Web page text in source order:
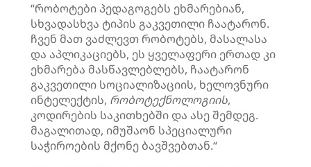
“რობოტები პედაგოგებს ეხმარებიან,
სხვადასხვა ტიპის გაკვეთილი ჩაატარონ.
ჩვენ მათ ვაძლევთ რობოტებს, მასალასა
და აპლიკაციებს, ეს ყველაფერი ერთად კი
ეხმარება მასწავლებლებს, ჩაატარონ
გაკვეთილი სოციალიზაციის, ხელოვნური
ინტელექტის, რობოტექნოლოგიის,
კოდირების საკითხებში და ასე შემდეგ.
მაგალითად, იმუშაონ სპეციალური
საჭიროების მქონე ბავშვებთან.“